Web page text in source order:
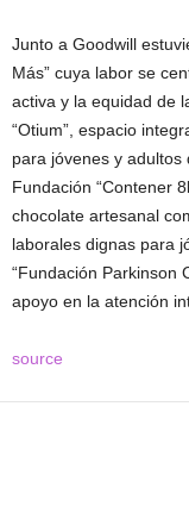
Junto a Goodwill
Más” cuya labor se
activa y la equidad de
“Otium”, espacio
para jóvenes y
Fundación “Contener
chocolate artesanal
laborales dignas para
“Fundación Parkinson
apoyo en la atención
source